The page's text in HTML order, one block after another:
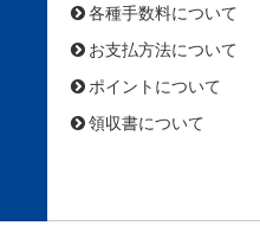
各種手数料について
お支払方法について
ポイントについて
領収書について